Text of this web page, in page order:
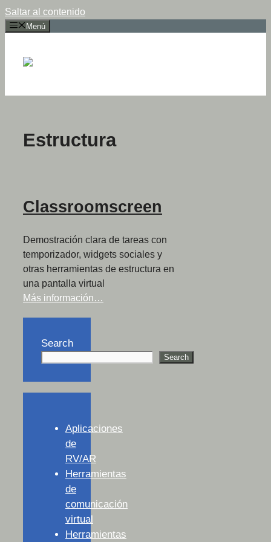
Saltar al contenido
Menú
Estructura
Classroomscreen
Demostración clara de tareas con
temporizador, widgets sociales y
otras herramientas de estructura en
una pantalla virtual
Más información…
Search
Search
Aplicaciones
de
RV/AR
Herramientas
de
comunicación
virtual
Herramientas